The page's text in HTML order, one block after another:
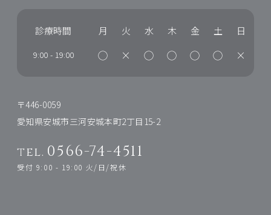
診療時間 月 火 水 木 金 土 日
9:00 - 19:00 ◯ × ◯ ◯ ◯ ◯ ×
〒446-0059
愛知県安城市三河安城本町2丁目15-2
tel. 0566-74-4511
受付 9:00 - 19:00 火/日/祝休